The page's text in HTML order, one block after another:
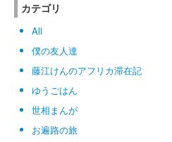
カテゴリ
All
僕の友人達
藤江けんのアフリカ滞在記
ゆうごはん
世相まんが
お遍路の旅